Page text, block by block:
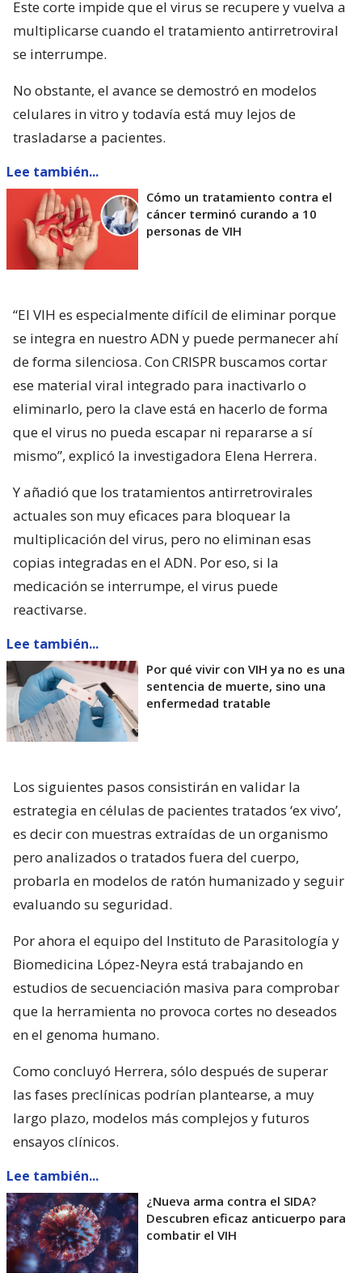
Este corte impide que el virus se recupere y vuelva a
multiplicarse cuando el tratamiento antirretroviral
se interrumpe.
No obstante, el avance se demostró en modelos
celulares in vitro y todavía está muy lejos de
trasladarse a pacientes.
Lee también...
Cómo un tratamiento contra el
cáncer terminó curando a 10
personas de VIH
“El VIH es especialmente difícil de eliminar porque
se integra en nuestro ADN y puede permanecer ahí
de forma silenciosa. Con CRISPR buscamos cortar
ese material viral integrado para inactivarlo o
eliminarlo, pero la clave está en hacerlo de forma
que el virus no pueda escapar ni repararse a sí
mismo”, explicó la investigadora Elena Herrera.
Y añadió que los tratamientos antirretrovirales
actuales son muy eficaces para bloquear la
multiplicación del virus, pero no eliminan esas
copias integradas en el ADN. Por eso, si la
medicación se interrumpe, el virus puede
reactivarse.
Lee también...
Por qué vivir con VIH ya no es una
sentencia de muerte, sino una
enfermedad tratable
Los siguientes pasos consistirán en validar la
estrategia en células de pacientes tratados ‘ex vivo’,
es decir con muestras extraídas de un organismo
pero analizados o tratados fuera del cuerpo,
probarla en modelos de ratón humanizado y seguir
evaluando su seguridad.
Por ahora el equipo del Instituto de Parasitología y
Biomedicina López-Neyra está trabajando en
estudios de secuenciación masiva para comprobar
que la herramienta no provoca cortes no deseados
en el genoma humano.
Como concluyó Herrera, sólo después de superar
las fases preclínicas podrían plantearse, a muy
largo plazo, modelos más complejos y futuros
ensayos clínicos.
Lee también...
¿Nueva arma contra el SIDA?
Descubren eficaz anticuerpo para
combatir el VIH